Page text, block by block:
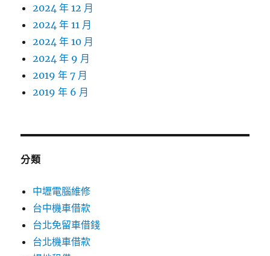
2024 年 12 月
2024 年 11 月
2024 年 10 月
2024 年 9 月
2019 年 7 月
2019 年 6 月
分類
中壢電腦維修
台中機車借款
台北免留車借錢
台北機車借款